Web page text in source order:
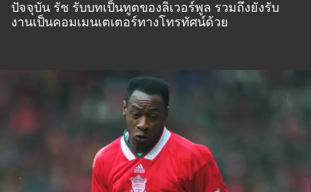
ปัจจุบัน รัช รับบทเป็นทูตของลิเวอร์พูล รวมถึงยังรับ
งานเป็นคอมเมนเตเตอร์ทางโทรทัศน์ด้วย